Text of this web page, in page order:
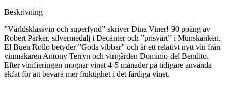
Beskrivning
”Världsklassvin och superfynd” skriver Dina Viner! 90 poäng av
Robert Parker, silvermedalj i Decanter och ”prisvärt” i Munskänken.
El Buen Rollo betyder ”Goda vibbar” och är ett relativt nytt vin från
vinmakaren Antony Terryn och vingården Dominio del Bendito.
Efter vinifieringen mognar vinet 4-5 månader på tidigare använda
ekfat för att bevara mer fruktighet i det färdiga vinet.